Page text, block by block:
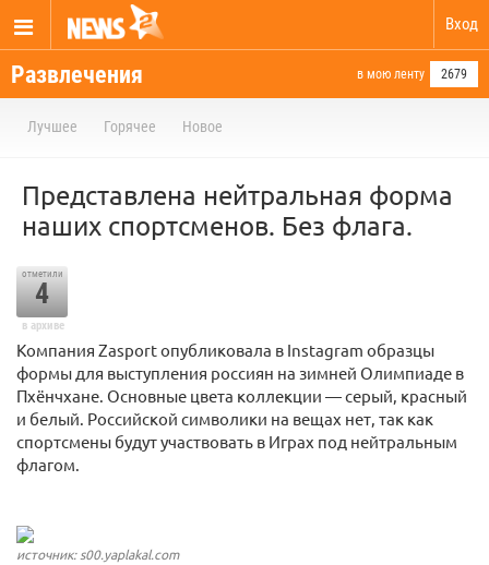
Вход
Развлечения в мою ленту 2679
Лучшее Горячее Новое
Представлена нейтральная форма
наших спортсменов. Без флага.
отметили
4
в архиве
Компания Zasport опубликовала в Instagram образцы
формы для выступления россиян на зимней Олимпиаде в
Пхёнчхане. Основные цвета коллекции — серый, красный
и белый. Российской символики на вещах нет, так как
спортсмены будут участвовать в Играх под нейтральным
флагом.
источник: s00.yaplakal.com